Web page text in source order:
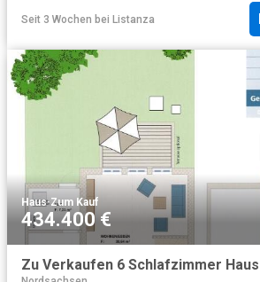
Seit 3 Wochen bei Listanza
Haus·Zum Kauf
434.400 €